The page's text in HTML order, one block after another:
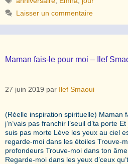
Laisser un commentaire
Maman fais-le pour moi – Ilef
27 juin 2019 par Ilef Smaoui
(Réelle inspiration spirituelle)
j’n’vais pas franchir l’seuil d’ta porte
suis pas morte Lève les yeux au ciel
regarde-moi dans les étoiles Trouve-
profondeurs Trouve-moi dans ton
Regarde-moi dans les yeux d’ceux